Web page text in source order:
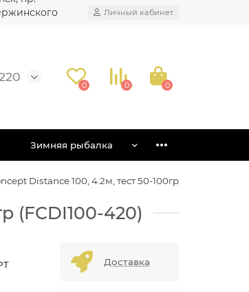
Личный кабинет
0 0 0
Зимняя рыбалка
Distance 100, 4.2м, тест 50-100гр
(FCDI100-420)
Доставка